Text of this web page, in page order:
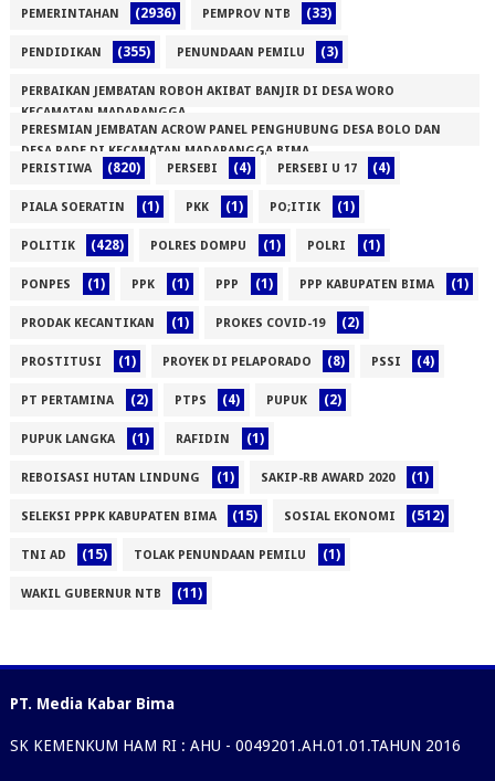
PEMERINTAHAN (2936) PEMPROV NTB (33)
PENDIDIKAN (355) PENUNDAAN PEMILU (3)
PERBAIKAN JEMBATAN ROBOH AKIBAT BANJIR DI DESA WORO
KECAMATAN MADAPANGGA
(1)PERESMIAN JEMBATAN ACROW PANEL PENGHUBUNG DESA BOLO DAN
DESA RADE DI KECAMATAN MADAPANGGA BIMA
(1)PERISTIWA (820) PERSEBI (4) PERSEBI U 17 (4)
PIALA SOERATIN (1) PKK (1) PO;ITIK (1)
POLITIK (428) POLRES DOMPU (1) POLRI (1)
PONPES (1) PPK (1) PPP (1) PPP KABUPATEN BIMA (1)
PRODAK KECANTIKAN (1) PROKES COVID-19 (2)
PROSTITUSI (1) PROYEK DI PELAPORADO (8) PSSI (4)
PT PERTAMINA (2) PTPS (4) PUPUK (2)
PUPUK LANGKA (1) RAFIDIN (1)
REBOISASI HUTAN LINDUNG (1) SAKIP-RB AWARD 2020 (1)
SELEKSI PPPK KABUPATEN BIMA (15) SOSIAL EKONOMI (512)
TNI AD (15) TOLAK PENUNDAAN PEMILU (1)
WAKIL GUBERNUR NTB (11)
PT. Media Kabar Bima
SK KEMENKUM HAM RI : AHU - 0049201.AH.01.01.TAHUN 2016